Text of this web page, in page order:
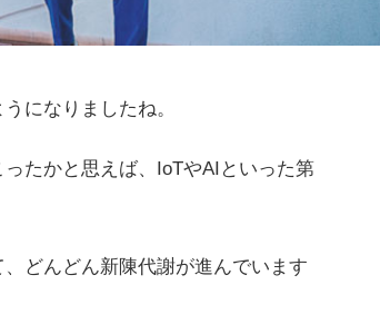
になりましたね。
たかと思えば、IoTやAIといった第
どんどん新陳代謝が進んでいます